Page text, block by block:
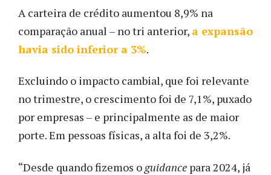
A carteira de crédito aumentou 8,9% na
comparação anual – no tri anterior, a expansão
havia sido inferior a 3%.
Excluindo o impacto cambial, que foi relevante
no trimestre, o crescimento foi de 7,1%, puxado
por empresas – e principalmente as de maior
porte. Em pessoas físicas, a alta foi de 3,2%.
“Desde quando fizemos o guidance para 2024, já